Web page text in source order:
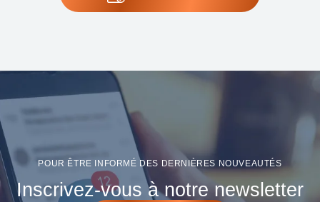
POUR ÊTRE INFORMÉ DES DERNIÈRES NOUVEAUTÉS
Inscrivez-vous à notre newsletter